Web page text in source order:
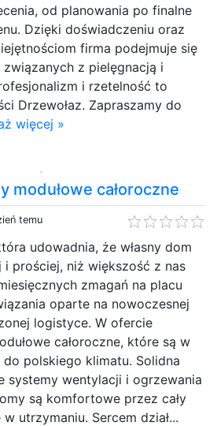
od planowania po finalne
Dzięki doświadczeniu oraz
firma podejmuje się
z pielęgnacją i
i rzetelność to
Drzewołaz. Zapraszamy do
więcej »
modułowe całoroczne
temu
udowadnia, że własny dom
i prościej, niż większość z nas
zmagań na placu
oparte na nowoczesnej
logistyce. W ofercie
całoroczne, które są w
do polskiego klimatu. Solidna
systemy wentylacji i ogrzewania
są komfortowe przez cały
utrzymaniu. Sercem dział...